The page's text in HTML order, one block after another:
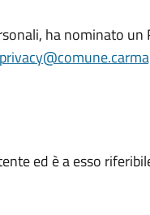
ha nominato un
ed è a esso